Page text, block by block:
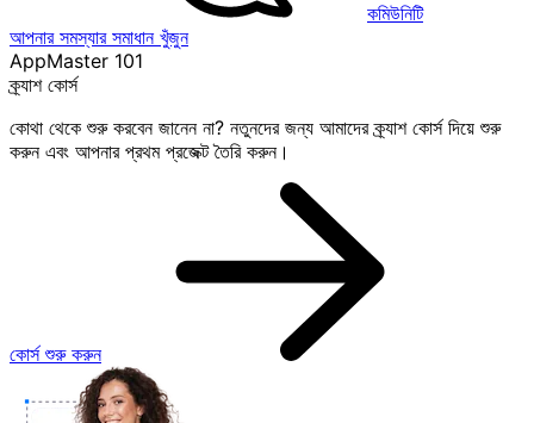
কমিউনিটি
আপনার সমস্যার সমাধান খুঁজুন
AppMaster 101
ক্র্যাশ কোর্স
কোথা থেকে শুরু করবেন জানেন না? নতুনদের জন্য আমাদের ক্র্যাশ কোর্স দিয়ে শুরু
করুন এবং আপনার প্রথম প্রজেক্ট তৈরি করুন।
কোর্স শুরু করুন